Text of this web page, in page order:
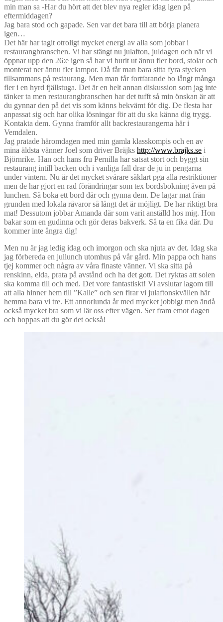
min man sa -Har du hört att det blev nya regler idag igen på
eftermiddagen?
Jag bara stod och gapade. Sen var det bara till att börja planera
igen…
Det här har tagit otroligt mycket energi av alla som jobbar i
restaurangbranschen. Vi har stängt nu julafton, juldagen och när vi
öppnar upp den 26:e igen så har vi burit ut ännu fler bord, stolar och
monterat ner ännu fler lampor. Då får man bara sitta fyra stycken
tillsammans på restaurang. Men man får fortfarande bo långt många
fler i en hyrd fjällstuga. Det är en helt annan diskussion som jag inte
tänker ta men restaurangbranschen har det tufft så min önskan är att
du gynnar den på det vis som känns bekvämt för dig. De flesta har
anpassat sig och har olika lösningar för att du ska känna dig trygg.
Kontakta dem. Gynna framför allt backrestaurangerna här i
Vemdalen.
Jag pratade häromdagen med min gamla klasskompis och en av
mina äldsta vänner Joel som driver Bräjks http://www.brajks.se i
Björnrike. Han och hans fru Pernilla har satsat stort och byggt sin
restaurang intill backen och i vanliga fall drar de ju in pengarna
under vintern. Nu är det mycket svårare såklart pga alla restriktioner
men de har gjort en rad förändringar som tex bordsbokning även på
lunchen. Så boka ett bord där och gynna dem. De lagar mat från
grunden med lokala råvaror så långt det är möjligt. De har riktigt bra
mat! Dessutom jobbar Amanda där som varit anställd hos mig. Hon
bakar som en gudinna och gör deras bakverk. Så ta en fika där. Du
kommer inte ångra dig!
Men nu är jag ledig idag och imorgon och ska njuta av det. Idag ska
jag förbereda en jullunch utomhus på vår gård. Min pappa och hans
tjej kommer och några av våra finaste vänner. Vi ska sitta på
renskinn, elda, prata på avstånd och ha det gott. Det ryktas att solen
ska komma till och med. Det vore fantastiskt! Vi avslutar lagom till
att alla hinner hem till ”Kalle” och sen firar vi julaftonskvällen här
hemma bara vi tre. Ett annorlunda år med mycket jobbigt men ändå
också mycket bra som vi lär oss efter vägen. Ser fram emot dagen
och hoppas att du gör det också!